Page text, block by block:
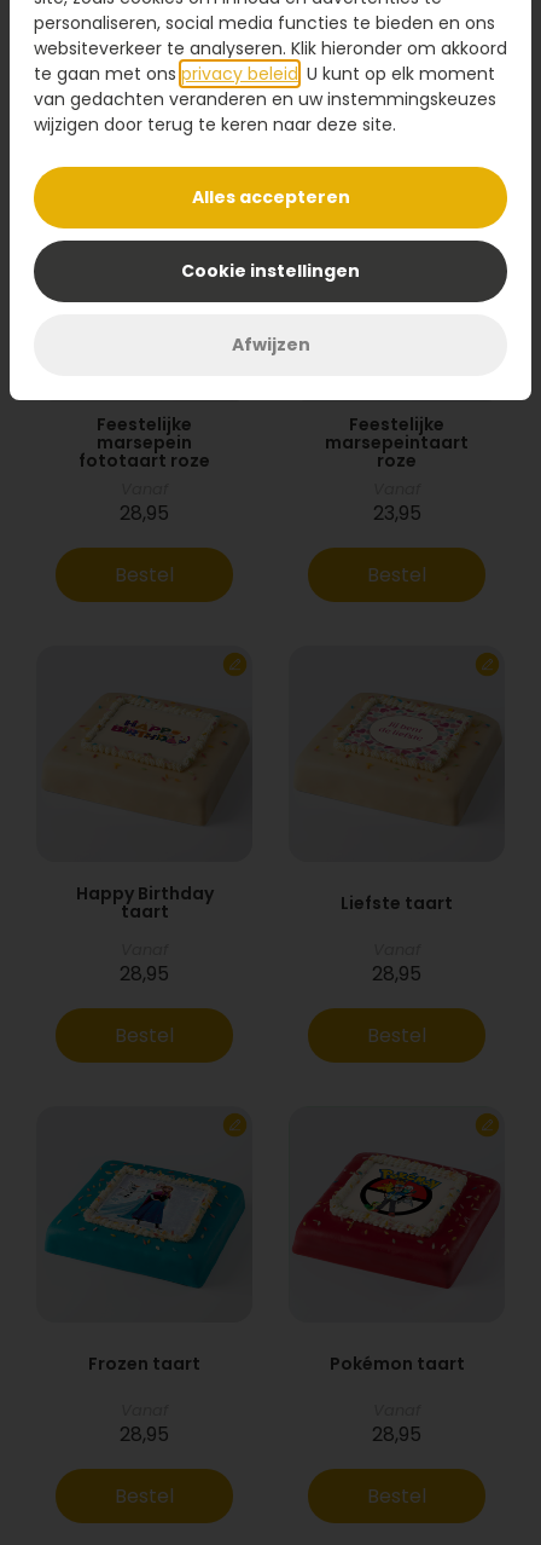
Vanaf
28,95
Bestel
Vanaf
23,95
Bestel
Feestelijke
marsepein
fototaart roze
28,95
Bestel
Feestelijke
marsepeintaart
roze
23,95
Bestel
Happy Birthday
taart
28,95
Bestel
Liefste taart
28,95
Bestel
Frozen taart
28,95
Bestel
Pokémon taart
28,95
Bestel
personaliseren, social media functies te bieden en ons
websiteverkeer te analyseren. Klik hieronder om akkoord
te gaan met ons privacy beleid . U kunt op elk moment
van gedachten veranderen en uw instemmingskeuzes
wijzigen door terug te keren naar deze site.
Alles accepteren
Cookie instellingen
Afwijzen